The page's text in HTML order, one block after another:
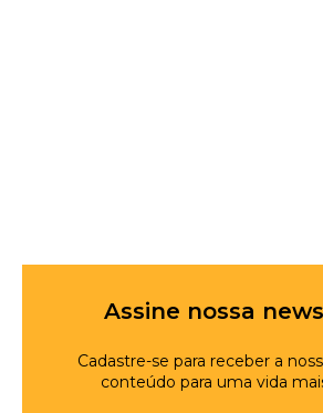
Assine nossa
Cadastre-se para receber a
conteúdo para uma vida